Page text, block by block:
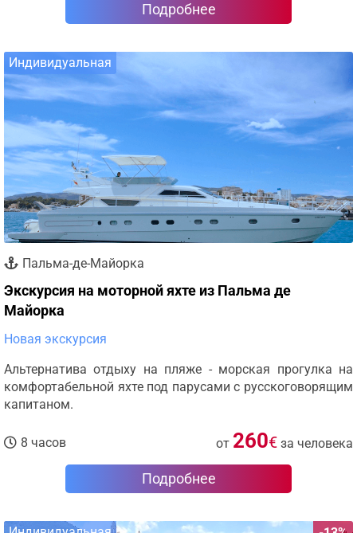
Подробнее
Индивидуальная
Пальма-де-Майорка
Экскурсия на моторной яхте из Пальма де
Майорка
Новая экскурсия
Альтернатива отдыху на пляже - морская прогулка на
комфортабельной яхте под парусами с русскоговорящим
капитаном.
8 часов от 260€ за человека
Подробнее